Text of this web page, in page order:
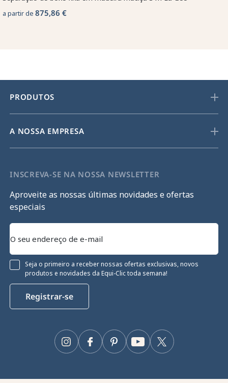
a partir de 875,86 €
PRODUTOS
A NOSSA EMPRESA
INSCREVA-SE NA NOSSA NEWSLETTER
Aproveite as nossas últimas novidades e ofertas
especiais
Seja o primeiro a receber nossas ofertas exclusivas, novos
produtos e novidades da Equi-Clic toda semana!
Registrar-se
Facebook Twitter
YouTube
Pinterest
Instagram